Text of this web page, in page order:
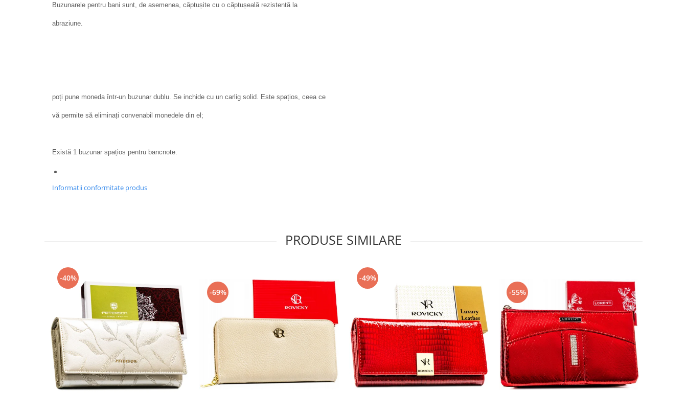
Buzunarele pentru bani sunt, de asemenea, căptușite cu o căptușeală rezistentă la
abraziune.
poți pune moneda într-un buzunar dublu. Se inchide cu un carlig solid. Este spațios, ceea ce
vă permite să eliminați convenabil monedele din el;
Există 1 buzunar spațios pentru bancnote.
Informatii conformitate produs
PRODUSE SIMILARE
-40%
-69%
-49%
-55%